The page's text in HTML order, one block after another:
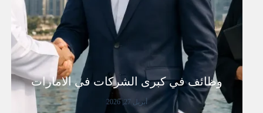
وظائف في كبرى الشركات في الامارات
أبريل 27, 2026